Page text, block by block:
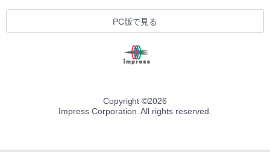
PC版で見る
Copyright ©2026
Impress Corporation. All rights reserved.